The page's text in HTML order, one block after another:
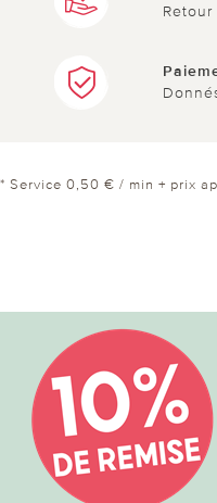
* Service 0,50 € / min + prix